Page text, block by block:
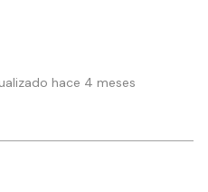
hace 4 meses